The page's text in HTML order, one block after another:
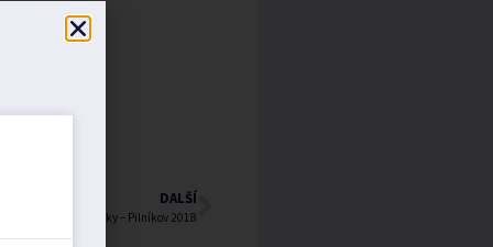
DALŠÍ
prezidenta republiky – Pilníkov 2018